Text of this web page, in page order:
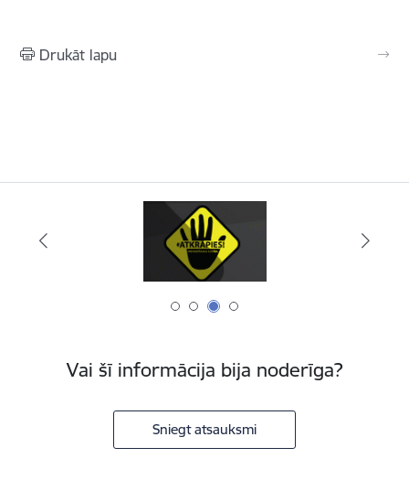
Drukāt lapu
Vai šī informācija bija noderīga?
Sniegt atsauksmi